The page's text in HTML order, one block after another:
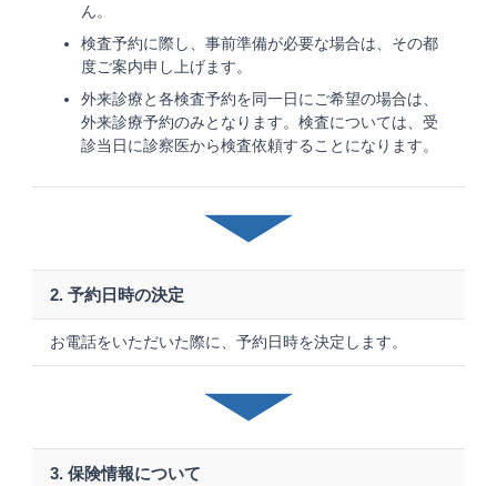
ん。
検査予約に際し、事前準備が必要な場合は、その都
度ご案内申し上げます。
外来診療と各検査予約を同一日にご希望の場合は、
外来診療予約のみとなります。検査については、受
診当日に診察医から検査依頼することになります。
2. 予約日時の決定
お電話をいただいた際に、予約日時を決定します。
3. 保険情報について